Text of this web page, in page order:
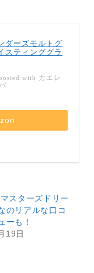
ダーズモルトグ
スティンググラ
with カエレ
スターズドリー
のリアルな口コ
ーも！
19日